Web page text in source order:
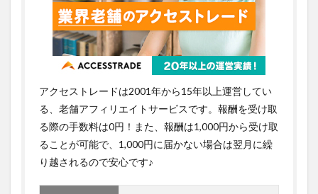
アクセストレードは2001年から15年以上運営してい
る、老舗アフィリエイトサービスです。報酬を受け取
る際の手数料は0円！また、報酬は1,000円から受け取
ることが可能で、1,000円に届かない場合は翌月に繰
り越されるので安心です♪